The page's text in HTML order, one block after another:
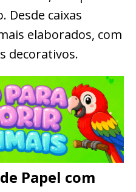
Desde caixas
elaborados, com
decorativos.
Papel com